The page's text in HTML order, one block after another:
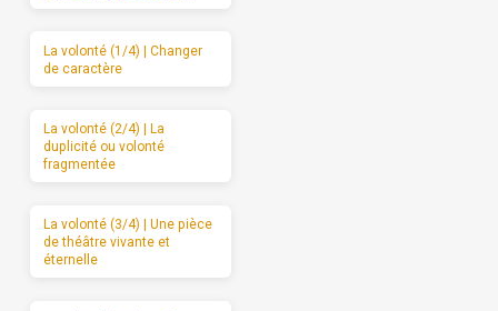
La volonté (1/4) | Changer
de caractère
La volonté (2/4) | La
duplicité ou volonté
fragmentée
La volonté (3/4) | Une pièce
de théâtre vivante et
éternelle